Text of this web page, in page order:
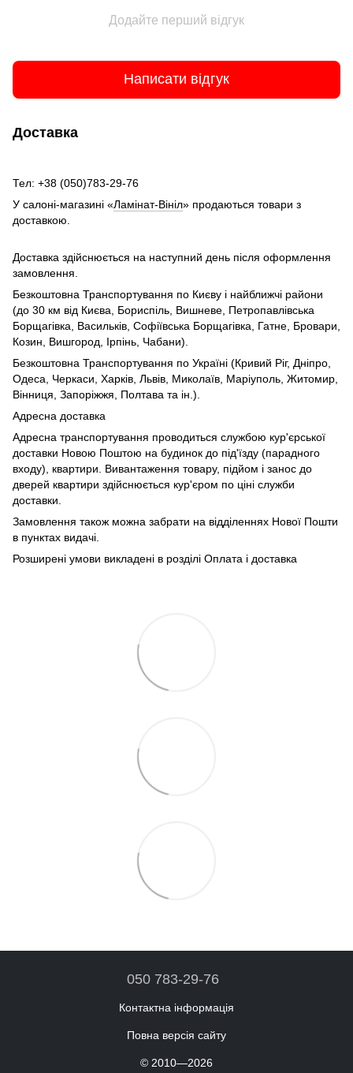
Додайте перший відгук
Написати відгук
Доставка
Тел: +38 (050)783-29-76
У салоні-магазині «Ламінат-Вініл» продаються товари з
доставкою.
Доставка здійснюється на наступний день після оформлення
замовлення.
Безкоштовна Транспортування по Києву і найближчі райони
(до 30 км від Києва, Бориспіль, Вишневе, Петропавлівська
Борщагівка, Васильків, Софіївська Борщагівка, Гатне, Бровари,
Козин, Вишгород, Ірпінь, Чабани).
Безкоштовна Транспортування по Україні (Кривий Ріг, Дніпро,
Одеса, Черкаси, Харків, Львів, Миколаїв, Маріуполь, Житомир,
Вінниця, Запоріжжя, Полтава та ін.).
Адресна доставка
Адресна транспортування проводиться службою кур'єрської
доставки Новою Поштою на будинок до під'їзду (парадного
входу), квартири. Вивантаження товару, підйом і занос до
дверей квартири здійснюється кур'єром по ціні служби
доставки.
Замовлення також можна забрати на відділеннях Нової Пошти
в пунктах видачі.
Розширені умови викладені в розділі Оплата і доставка
050 783-29-76
Контактна інформація
Повна версія сайту
© 2010—2026